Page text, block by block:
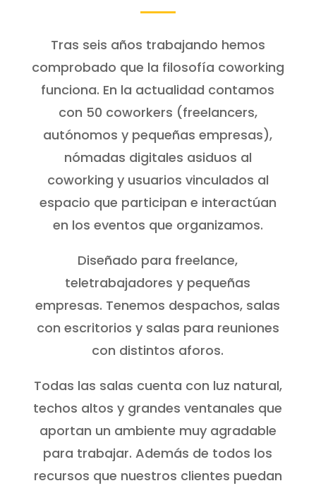
Tras seis años trabajando hemos
comprobado que la filosofía coworking
funciona. En la actualidad contamos
con 50 coworkers (freelancers,
autónomos y pequeñas empresas),
nómadas digitales asiduos al
coworking y usuarios vinculados al
espacio que participan e interactúan
en los eventos que organizamos.
Diseñado para freelance,
teletrabajadores y pequeñas
empresas. Tenemos despachos, salas
con escritorios y salas para reuniones
con distintos aforos.
Todas las salas cuenta con luz natural,
techos altos y grandes ventanales que
aportan un ambiente muy agradable
para trabajar. Además de todos los
recursos que nuestros clientes puedan